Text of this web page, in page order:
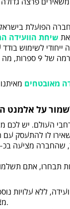
שיחת הוועידה
ייחודי לשימוש
מאובטחים
על אלמנט
לו להתעסק
ללא עלויות
מצטרפים לשיחה או היכן הם נמצאים בעולם.